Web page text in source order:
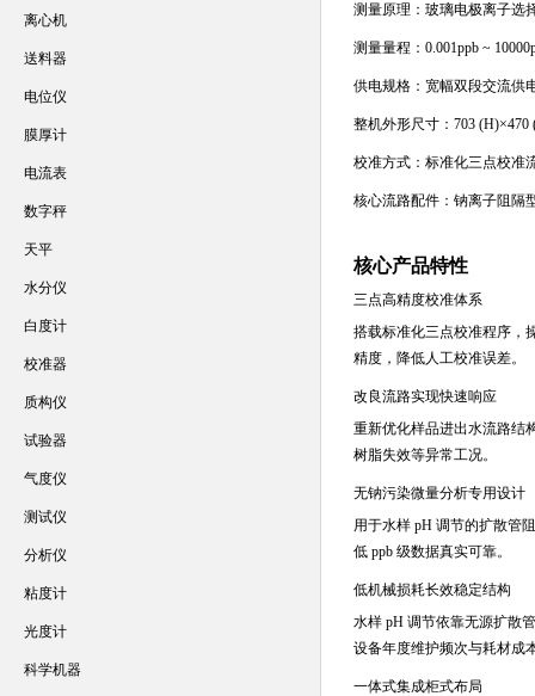
测量原理：玻璃电极离子选
测量量程：0.001ppb ~
供电规格：宽幅双段交流供
整机外形尺寸：703
校准方式：标准化三点校准
核心流路配件：钠离子阻隔
核心产品特性
三点高精度校准体系
搭载标准化三点校准程序，
精度，降低人工校准误差。
改良流路实现快速响应
重新优化样品进出水流路结
树脂失效等异常工况。
无钠污染微量分析专用设计
用于水样 pH 调节的扩散管
低 ppb 级数据真实可靠。
低机械损耗长效稳定结构
水样 pH 调节依靠无源扩散
设备年度维护频次与耗材成
一体式集成柜式布局
离心机
送料器
电位仪
膜厚计
电流表
数字秤
天平
水分仪
白度计
校准器
质构仪
试验器
气度仪
测试仪
分析仪
粘度计
光度计
科学机器